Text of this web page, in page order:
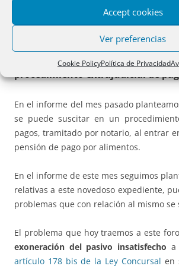
Accept cookies
Ver preferencias
Cookie PolicyPolítica de Privacidad
Cuestiones de interés:
Exoneración del pasivo
procedimiento extrajudicial de
En el informe del mes pasado
se puede suscitar en un
pagos, tramitado por notario, al entrar
pensión de pago por alimentos.
En el informe de este mes seguimos
relativas a este novedoso expediente,
problemas que con relación al mismo se
El problema que hoy traemos a este
exoneración del pasivo insatisfecho a
artículo 178 bis de la Ley Concursal en